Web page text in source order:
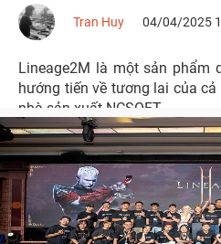
Tran Huy 04/04/2025
Lineage2M là một sản phẩm
hướng tiến về tương lai của cả
nhà sản xuất NCSOFT.